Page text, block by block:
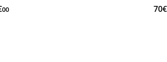
00 70€